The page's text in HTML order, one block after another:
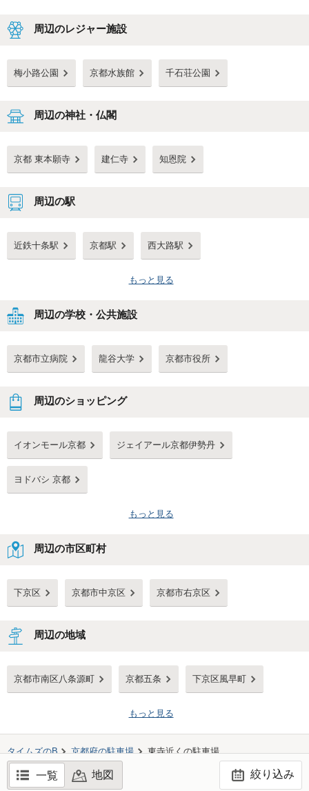
一覧 地図 絞り込み
周辺のレジャー施設
梅小路公園 京都水族館 千石荘公園
周辺の神社・仏閣
京都 東本願寺 建仁寺 知恩院
周辺の駅
近鉄十条駅 京都駅 西大路駅
もっと見る
周辺の学校・公共施設
京都市立病院 龍谷大学 京都市役所
周辺のショッピング
イオンモール京都 ジェイアール京都伊勢丹
ヨドバシ 京都
もっと見る
周辺の市区町村
下京区 京都市中京区 京都市右京区
周辺の地域
京都市南区八条源町 京都五条 下京区風早町
もっと見る
タイムズのB 京都府の駐車場 東寺近くの駐車場
©TIMES24 CO., LTD. All Rights Reserved.